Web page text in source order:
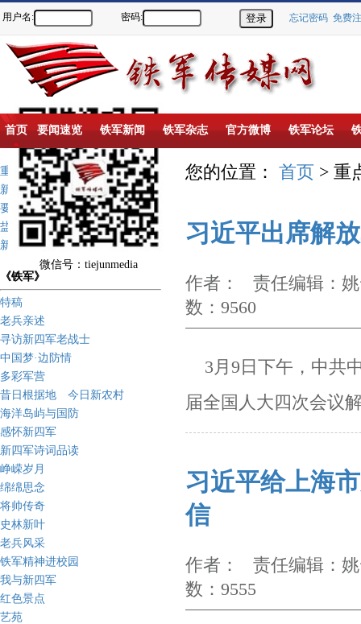
微信号：tiejunmedia
用户名: 密码: 忘记密码 免费
首页 要闻速览 铁军新闻 铁军杂志 官方微博 铁军论坛
重点推荐
新闻动态
要闻速览
盐城新四军纪念馆
新四军历史上的今天
《铁军》
特稿
老兵亲述
寻访新四军老战士
中国梦·边防情
多彩军营
昔日根据地 今日新农村
海洋岛屿与国防
感怀新四军
新四军诗词品读
峥嵘岁月
绵绵思念
将帅传奇
史林新叶
老兵风采
铁军精神进校园
我与新四军
红色景点
艺苑
您的位置： 首页 > 重
习近平出席解
作者： 责任编辑：
数：9560
3月9日下午，中共
届全国人大四次会议
习近平给上海
信
作者： 责任编辑：
数：9555